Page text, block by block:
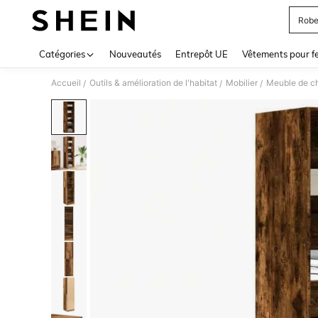
Catégories Nouveautés Entrepôt UE Vêtements pour
Accueil / Outils & amélioration de l'habitat / Mobilier / Meuble de